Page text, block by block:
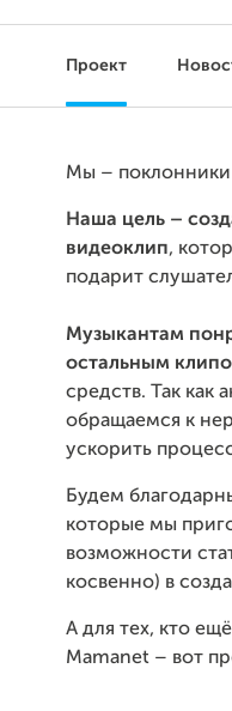
Проект
Мы – поклонники
Наша цель –
видеоклип,
подарит
Музыкантам
остальным
средств. Так как
обращаемся к
ускорить
Будем
которые мы
возможности
косвенно) в
А для тех, кто
Mamanet – вот